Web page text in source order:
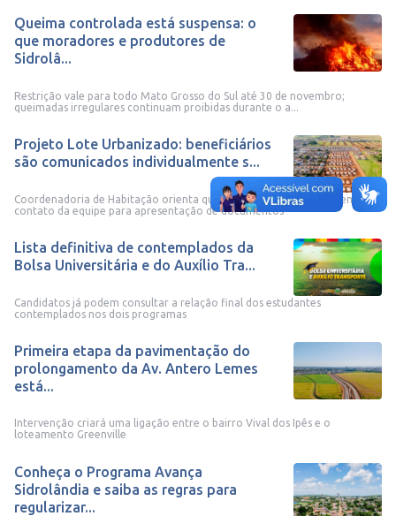
Queima controlada está suspensa: o
que moradores e produtores de
Sidrolâ...
Restrição vale para todo Mato Grosso do Sul até 30 de novembro;
queimadas irregulares continuam proibidas durante o a...
Projeto Lote Urbanizado: beneficiários
são comunicados individualmente s...
Coordenadoria de Habitação orienta que os participantes aguardem
contato da equipe para apresentação de documentos
Lista definitiva de contemplados da
Bolsa Universitária e do Auxílio Tra...
Candidatos já podem consultar a relação final dos estudantes
contemplados nos dois programas
Primeira etapa da pavimentação do
prolongamento da Av. Antero Lemes
está...
Intervenção criará uma ligação entre o bairro Vival dos Ipês e o
loteamento Greenville
Conheça o Programa Avança
Sidrolândia e saiba as regras para
regularizar...